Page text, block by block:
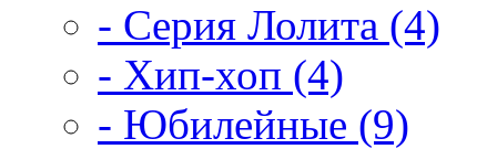
- Серия Лолита (4)
- Хип-хоп (4)
- Юбилейные (9)